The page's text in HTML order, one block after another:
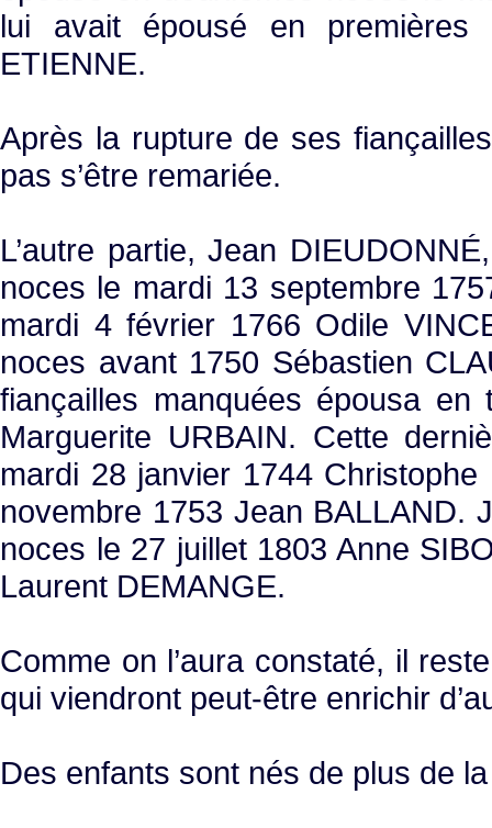
lui avait épousé en
ETIENNE.
Après la rupture de ses
pas s’être remariée.
L’autre partie, Jean
noces le mardi 13 septembre
mardi 4 février 1766 Odile
noces avant 1750 Sébastien
fiançailles manquées épousa
Marguerite URBAIN. Cette
mardi 28 janvier 1744
novembre 1753 Jean BALLAND.
noces le 27 juillet 1803 Anne
Laurent DEMANGE.
Comme on l’aura constaté, il
qui viendront peut-être enrichir
Des enfants sont nés de plus de